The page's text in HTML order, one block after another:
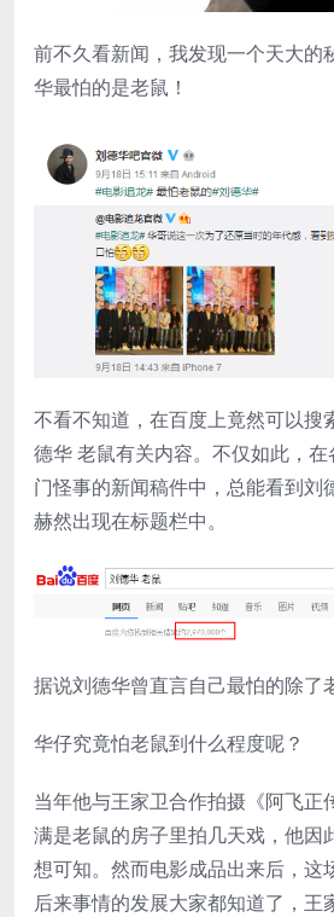
前不久看新闻，我发现一个天大的
华最怕的是老鼠！
不看不知道，在百度上竟然可以搜
德华 老鼠有关内容。不仅如此，
门怪事的新闻稿件中，总能看到刘
赫然出现在标题栏中。
据说刘德华曾直言自己最怕的除了
华仔究竟怕老鼠到什么程度呢？
当年他与王家卫合作拍摄《阿飞正
满是老鼠的房子里拍几天戏，他因
想可知。然而电影成品出来后，这
后来事情的发展大家都知道了，王